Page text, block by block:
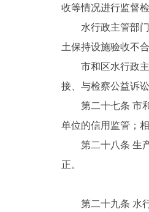
收等情况进行监督
水行政主管部
土保持设施验收不合
市和区水行政
接、与检察公益诉
第二十七条 市
单位的信用监管；
第二十八条 生
正。
第二十九条 水